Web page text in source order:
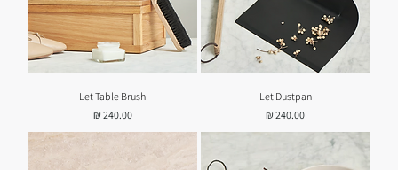
Let Dustpan
מחיר
Let Table Brush
מחיר‏240.00 ‏₪